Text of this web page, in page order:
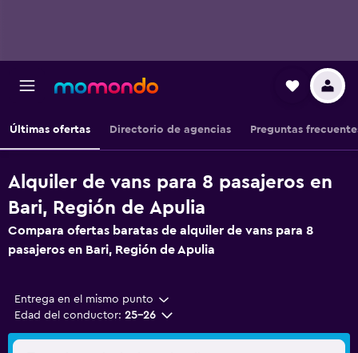
Últimas ofertas Directorio de agencias Preguntas
Alquiler de vans para 8 pasajeros en
Bari, Región de Apulia
Compara ofertas baratas de alquiler de vans para 8
pasajeros en Bari, Región de Apulia
Entrega en el mismo punto
Edad del conductor: 25-26